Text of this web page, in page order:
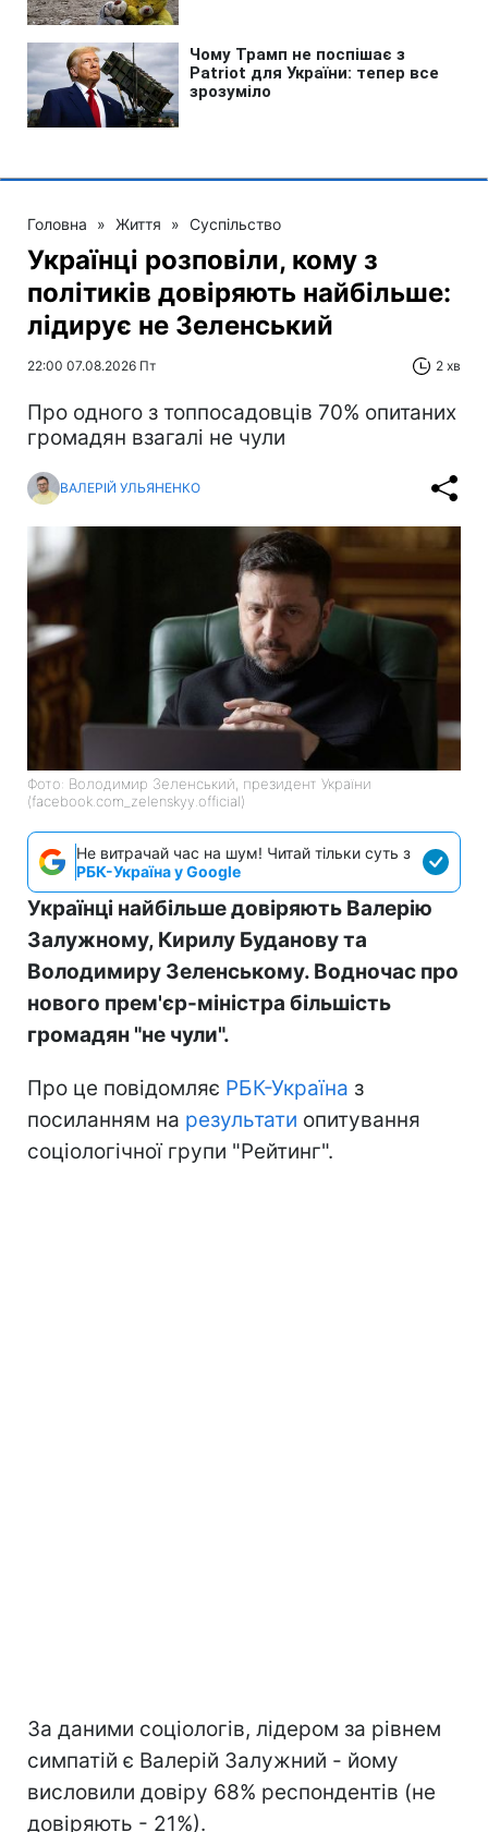
Головна » Життя » Суспільство
Українці розповіли, кому з
політиків довіряють найбільше:
лідирує не Зеленський
22:00 07.08.2026 Пт 2 хв
Про одного з топпосадовців 70% опитаних
громадян взагалі не чули
ВАЛЕРІЙ УЛЬЯНЕНКО
Фото: Володимир Зеленський, президент України
(facebook.com_zelenskyy.official)
Не витрачай час на шум! Читай тільки суть з
РБК-Україна у Google
Українці найбільше довіряють Валерію
Залужному, Кирилу Буданову та
Володимиру Зеленському. Водночас про
нового прем'єр-міністра більшість
громадян "не чули".
Про це повідомляє РБК-Україна з
посиланням на результати опитування
соціологічної групи "Рейтинг".
За даними соціологів, лідером за рівнем
симпатій є Валерій Залужний - йому
висловили довіру 68% респондентів (не
довіряють - 21%).